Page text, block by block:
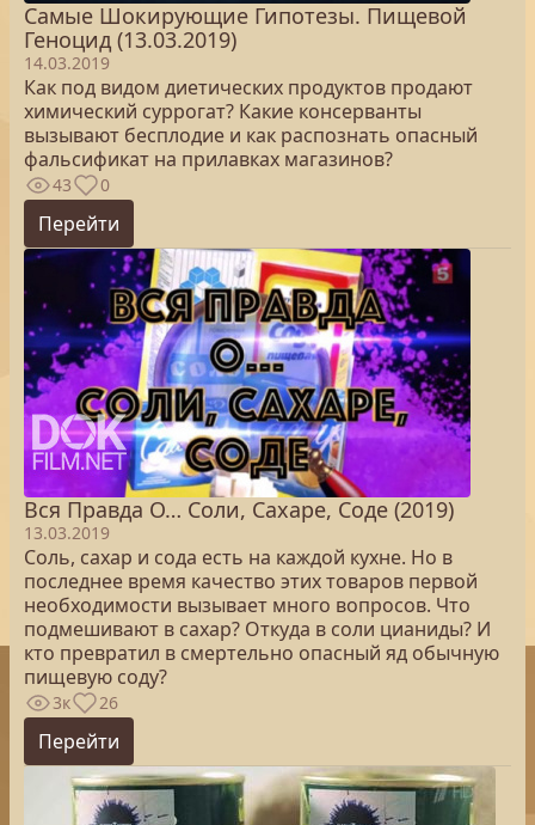
Самые Шокирующие Гипотезы. Пищевой
Геноцид (13.03.2019)
14.03.2019
Как под видом диетических продуктов продают
химический суррогат? Какие консерванты
вызывают бесплодие и как распознать опасный
фальсификат на прилавках магазинов?
43 0
Перейти
Вся Правда О… Соли, Сахаре, Соде (2019)
13.03.2019
Соль, сахар и сода есть на каждой кухне. Но в
последнее время качество этих товаров первой
необходимости вызывает много вопросов. Что
подмешивают в сахар? Откуда в соли цианиды? И
кто превратил в смертельно опасный яд обычную
пищевую соду?
3к 26
Перейти